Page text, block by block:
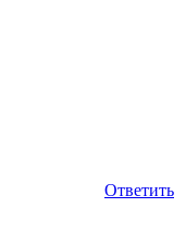
Ответить